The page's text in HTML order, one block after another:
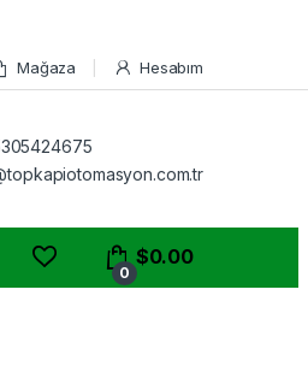
Mağaza Hesabım
0
$0.00